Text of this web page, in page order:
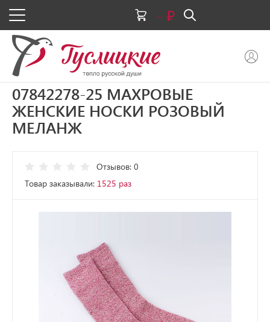
-
07842278-25 МАХРОВЫЕ
ЖЕНСКИЕ НОСКИ РОЗОВЫЙ
МЕЛАНЖ
Отзывов: 0
Товар заказывали: 1525 раз